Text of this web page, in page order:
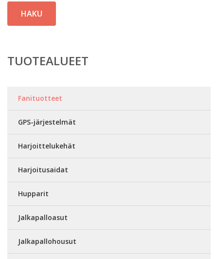
HAKU
TUOTEALUEET
Fanituotteet
GPS-järjestelmät
Harjoittelukehät
Harjoitusaidat
Hupparit
Jalkapalloasut
Jalkapallohousut